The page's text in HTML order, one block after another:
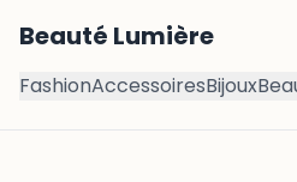
Beauté Lumière
FashionAccessoiresBijoux